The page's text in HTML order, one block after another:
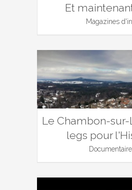
Et
Magazines
Le Chambon-sur-
legs pour